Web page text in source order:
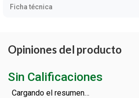
Ficha técnica
Opiniones del producto
Sin Calificaciones
Cargando el resumen…